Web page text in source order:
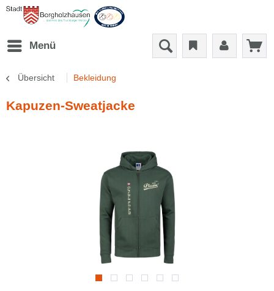
Menü
Übersicht Bekleidung
Kapuzen-Sweatjacke